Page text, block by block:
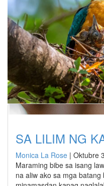
SA LILIM NG
Monica La Rose | Oktubre
Maraming bibe sa isang
na aliw ako sa mga